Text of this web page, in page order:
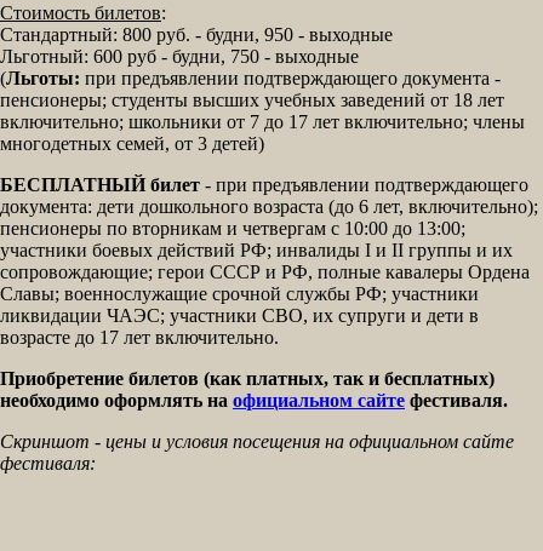
Стоимость билетов:
Стандартный: 800 руб. - будни, 950 - выходные
Льготный: 600 руб - будни, 750 - выходные
(Льготы: при предъявлении подтверждающего документа -
пенсионеры; студенты высших учебных заведений от 18 лет
включительно; школьники от 7 до 17 лет включительно; члены
многодетных семей, от 3 детей)
БЕСПЛАТНЫЙ билет - при предъявлении подтверждающего
документа: дети дошкольного возраста (до 6 лет, включительно);
пенсионеры по вторникам и четвергам с 10:00 до 13:00;
участники боевых действий РФ; инвалиды I и II группы и их
сопровождающие; герои СССР и РФ, полные кавалеры Ордена
Славы; военнослужащие срочной службы РФ; участники
ликвидации ЧАЭС; участники СВО, их супруги и дети в
возрасте до 17 лет включительно.
Приобретение билетов (как платных, так и бесплатных)
необходимо оформлять на официальном сайте фестиваля.
Скриншот - цены и условия посещения на официальном сайте
фестиваля: